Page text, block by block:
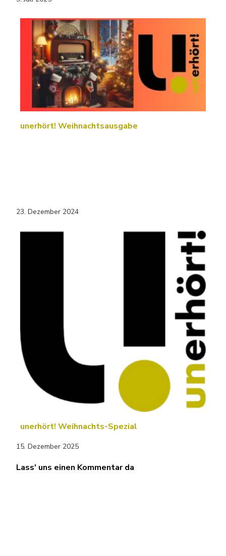
unerhört! Weihnachtsausgabe
23. Dezember 2024
unerhört! Weihnachts-Spezial
15. Dezember 2025
Lass' uns einen Kommentar da